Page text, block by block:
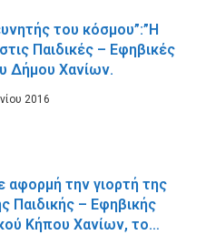
του κόσμου”:”Η
Παιδικές – Εφηβικές
Δήμου Χανίων.
2016
την γιορτή της
Παιδικής – Εφηβικής
Κήπου Χανίων, το